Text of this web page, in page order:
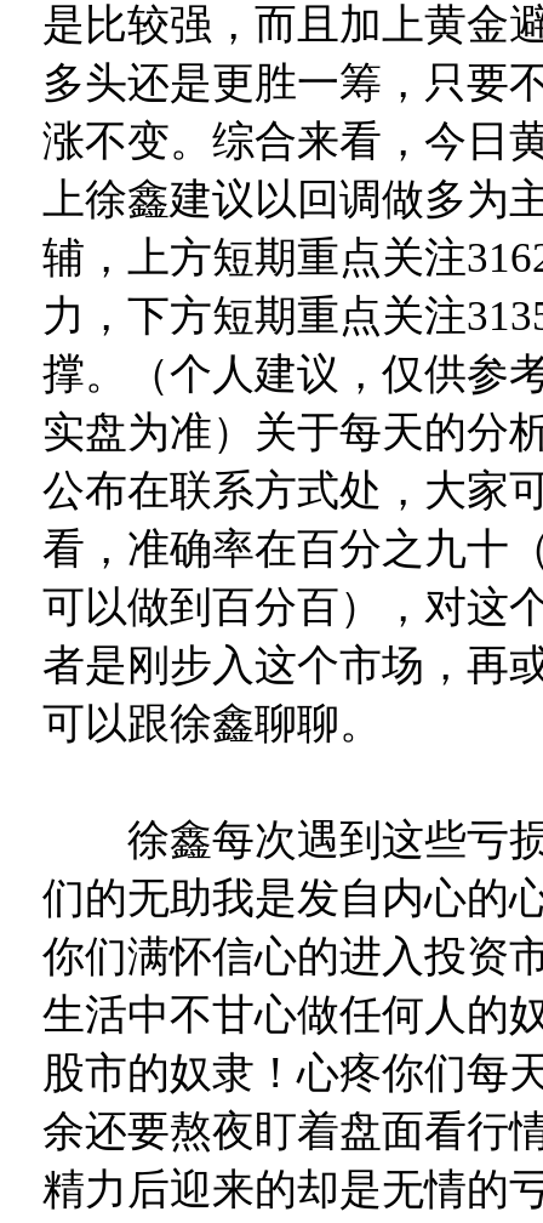
是比较强，而且加上黄金
多头还是更胜一筹，只要
涨不变。综合来看，今日
上徐鑫建议以回调做多为
辅，上方短期重点关注
力，下方短期重点关注
撑。（个人建议，仅供参
实盘为准）关于每天的分
公布在联系方式处，大家
看，准确率在百分之九十
可以做到百分百），对这
者是刚步入这个市场，再
可以跟徐鑫聊聊。
徐鑫每次遇到这些亏损
们的无助我是发自内心的
你们满怀信心的进入投资
生活中不甘心做任何人的
股市的奴隶！心疼你们每
余还要熬夜盯着盘面看行
精力后迎来的却是无情的